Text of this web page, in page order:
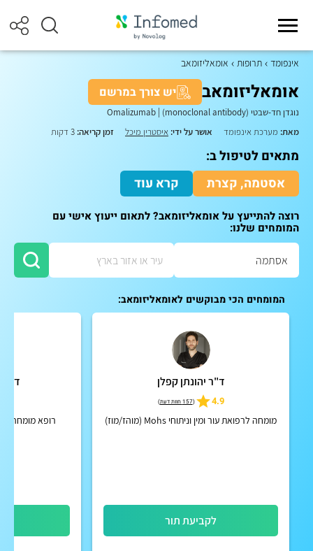
אינפומד תרופות אומאליזומאב
אומאליזומאב יש צורך במרשם
נוגדן חד-שבטי (monoclonal antibody)
Omalizumab
מאת: מערכת אינפומד אושר על ידי: איסטרין מיכל זמן קריאה:
מתאים לטיפול ב:
אסטמה, קצרת
קרא עוד
רוצה להתייעץ על אומאליזומאב? לתאום ייעוץ אישי עם
המומחים שלנו:
המומחים הכי מבוקשים לאומאליזומאב:
ד"ר יהונתן קפלן
4.9
(157 חוות דעת )
מומחה לרפואת עור ומין וניתוחי Mohs (מוהז/מוז)
לקביעת תור
ד"ר
רופא מומחה